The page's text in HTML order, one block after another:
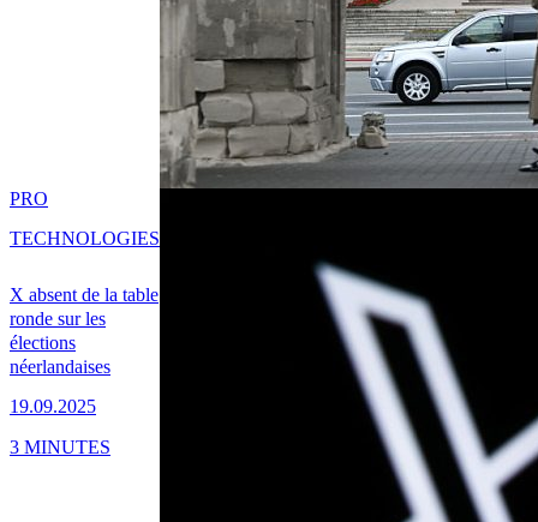
X absent de la table
ronde sur les
élections
néerlandaises
19.09.2025
PRO
TECHNOLOGIES
3 MINUTES